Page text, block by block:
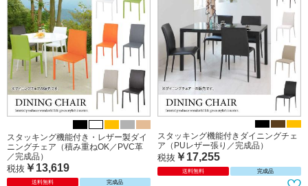
スタッキング機能付き・レザー製ダイ
ニングチェア（積み重ねOK／PVC革
／完成品）
税抜 ￥13,619
送料無料 完成品
スタッキング機能付きダイニングチェ
ア（PUレザー張り／完成品）
税抜 ￥17,255
送料無料 完成品